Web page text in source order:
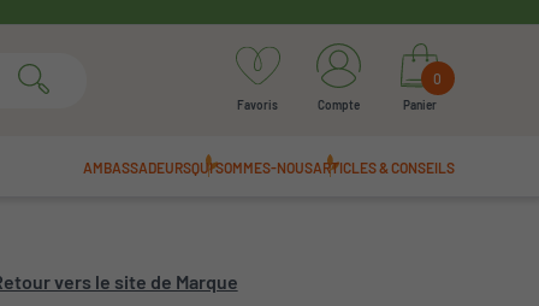
Favoris Compte
0
Panier
AMBASSADEURSQUI SOMMES-NOUSARTICLES & CONSEILS
vers le site de Marque